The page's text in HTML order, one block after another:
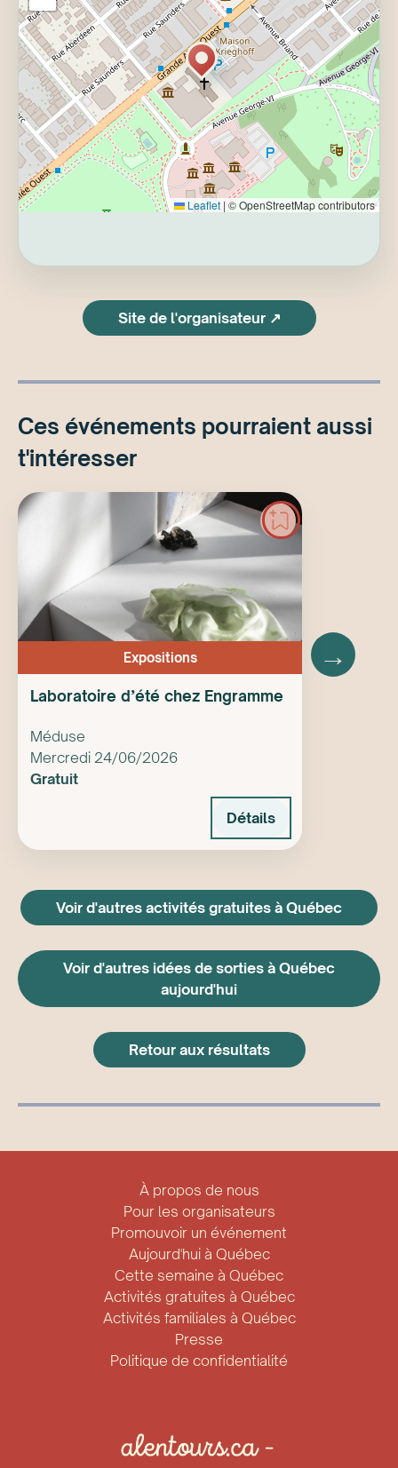
rencontre : à proximité de l’ascenseur dans le
Grand hall (niveau 1)Capacité : 20
places*Aucune visite en anglais le 21 juillet
2026.
Leaflet | © OpenStreetMap contributors
Site de l'organisateur ↗
Ces événements pourraient aussi
t'intéresser
Expositions
Laboratoire d’été chez Engramme
Méduse
Mercredi 24/06/2026
Gratuit
Détails
→
Voir d'autres activités gratuites à Québec
Voir d'autres idées de sorties à Québec
aujourd'hui
Retour aux résultats
À propos de nous
Pour les organisateurs
Promouvoir un événement
Aujourd'hui à Québec
Cette semaine à Québec
Activités gratuites à Québec
Activités familiales à Québec
Presse
Politique de confidentialité